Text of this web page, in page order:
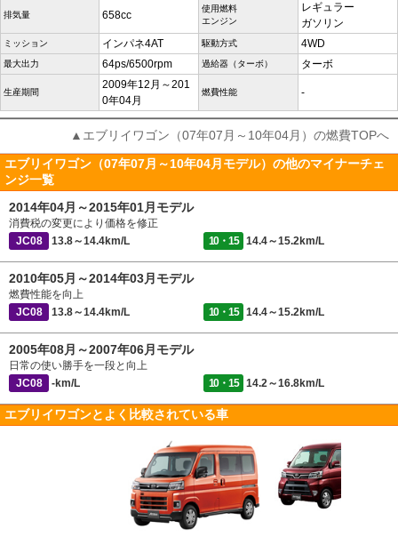
排気量 658cc
使用燃料
エンジン
レギュラー
ガソリン
ミッション インパネ4AT 駆動方式 4WD
最大出力 64ps/6500rpm 過給器（ターボ） ターボ
生産期間
2009年12月～201
0年04月
燃費性能 -
▲エブリイワゴン（07年07月～10年04月）の燃費TOPへ
エブリイワゴン（07年07月～10年04月モデル）の他のマイナーチェ
ンジ一覧
2014年04月～2015年01月モデル
消費税の変更により価格を修正
JC08
13.8～14.4km/L 10・15 14.4～15.2km/L
2010年05月～2014年03月モデル
燃費性能を向上
JC08
13.8～14.4km/L 10・15 14.4～15.2km/L
2005年08月～2007年06月モデル
日常の使い勝手を一段と向上
JC08
-km/L 10・15 14.2～16.8km/L
エブリイワゴンとよく比較されている車